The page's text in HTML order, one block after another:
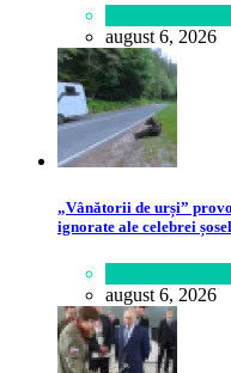
august 6, 2026
„Vânătorii de urși”
ignorate ale celebrei
august 6, 2026